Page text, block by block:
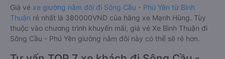
đánh giá chung có chất lượng Tốt với điểm đánh giá trung
bình từ 4.0/5 dựa trên 2111 phản hồi của hành khách Xe về
Sông Cầu - Phú Yên từ Bình Thuận.
Giá véxe giường nằm đôi đi Sông Cầu - Phú Yên từ Bình
Thuận
rẻ nhất là 380000VND của hãng xe Mạnh Hùng. Tùy